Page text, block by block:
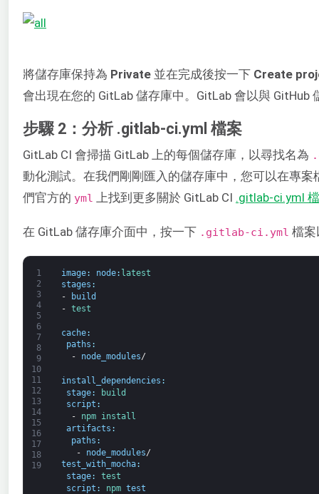
將儲存庫保持為 Private 並在完成後按一下 Create
會出現在您的 GitLab 儲存庫中。GitLab 會以與
步驟 2：分析 .gitlab-ci.yml 檔案
GitLab CI 會掃描 GitLab 上的每個儲存庫，以尋找名為
動化測試。在我們剛剛匯入的儲存庫中，您可以在專
們官方的 yml 上找到更多關於 GitLab CI .gitlab-ci.yml
在 GitLab 儲存庫介面中，按一下 .gitlab-ci.yml 檔案
1
2
3
4
5
6
7
8
9
10
11
12
13
14
15
16
17
18
19
image: node: latest
stages :
-
build
- test
cache:
paths :
-
node_modules/
install_dependencies :
stage:
build
script :
-
npm install
artifacts :
paths :
-
node_modules/
test_with_mocha:
stage:
test
script : npm test